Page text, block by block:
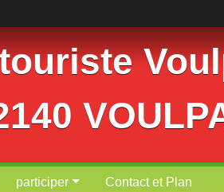
participer Contact et Plan